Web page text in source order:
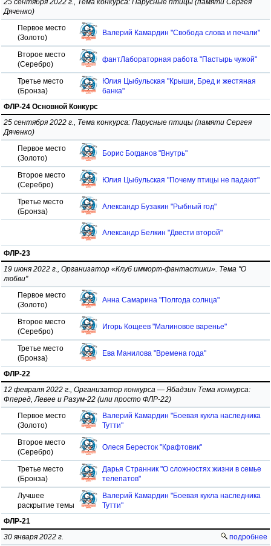
25 сентября 2022 г., Тема конкурса: Парусные птицы (памяти Сергея
Дяченко)
Первое место
(Золото)
Валерий Камардин "Свобода слова и печали"
Второе место
(Серебро)
фантЛабораторная работа "Пастырь чужой"
Третье место
(Бронза)
Юлия Цыбульская "Крыши, Бред и жестяная
банка"
ФЛР-24 Основной Конкурс
25 сентября 2022 г., Тема конкурса: Парусные птицы (памяти Сергея
Дяченко)
Первое место
(Золото)
Борис Богданов "Внутрь"
Второе место
(Серебро)
Юлия Цыбульская "Почему птицы не падают"
Третье место
(Бронза)
Александр Бузакин "Рыбный год"
Александр Белкин "Двести второй"
ФЛР-23
19 июня 2022 г., Организатор «Клуб имморт-фантастики». Тема "О
любви"
Первое место
(Золото)
Анна Самарина "Полгода солнца"
Второе место
(Серебро)
Игорь Кощеев "Малиновое варенье"
Третье место
(Бронза)
Ева Манилова "Времена года"
ФЛР-22
12 февраля 2022 г., Организатор конкурса — Ябадзин Тема конкурса:
Фперед, Левее и Разум-22 (или просто ФЛР-22)
Первое место
(Золото)
Валерий Камардин "Боевая кукла наследника
Тутти"
Второе место
(Серебро)
Олеся Бересток "Крафтовик"
Третье место
(Бронза)
Дарья Странник "О сложностях жизни в семье
телепатов"
Лучшее
раскрытие темы
Валерий Камардин "Боевая кукла наследника
Тутти"
ФЛР-21
подробнее
30 января 2022 г.